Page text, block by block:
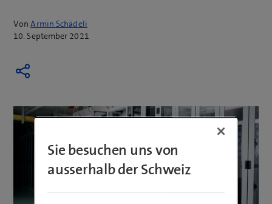
VonArmin Schädeli
10. September 2021
Sie besuchen uns von
ausserhalb der Schweiz